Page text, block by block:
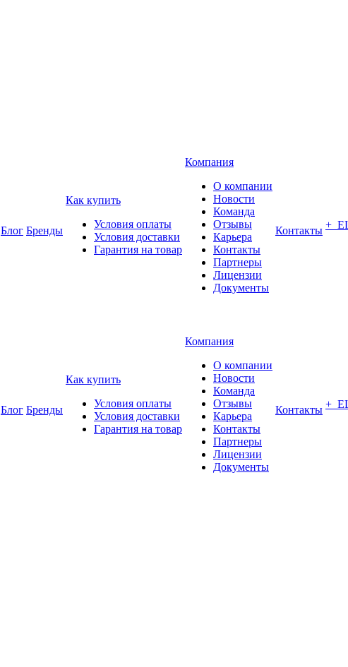
Блог Бренды
Как купить
Условия оплаты
Условия доставки
Гарантия на товар
Компания
О компании
Новости
Команда
Отзывы
Карьера
Контакты
Партнеры
Лицензии
Документы
Контакты +
Блог Бренды
Как купить
Условия оплаты
Условия доставки
Гарантия на товар
Компания
О компании
Новости
Команда
Отзывы
Карьера
Контакты
Партнеры
Лицензии
Документы
Контакты +